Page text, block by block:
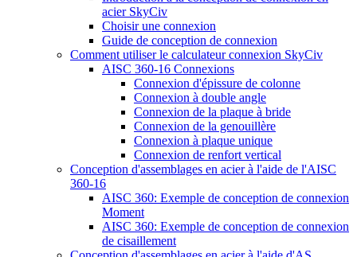
acier SkyCiv
Choisir une connexion
Guide de conception de connexion
Comment utiliser le calculateur connexion SkyCiv
AISC 360-16 Connexions
Connexion d'épissure de colonne
Connexion à double angle
Connexion de la plaque à bride
Connexion de la genouillère
Connexion à plaque unique
Connexion de renfort vertical
Conception d'assemblages en acier à l'aide de l'AISC
360-16
AISC 360: Exemple de conception de connexion
Moment
AISC 360: Exemple de conception de connexion
de cisaillement